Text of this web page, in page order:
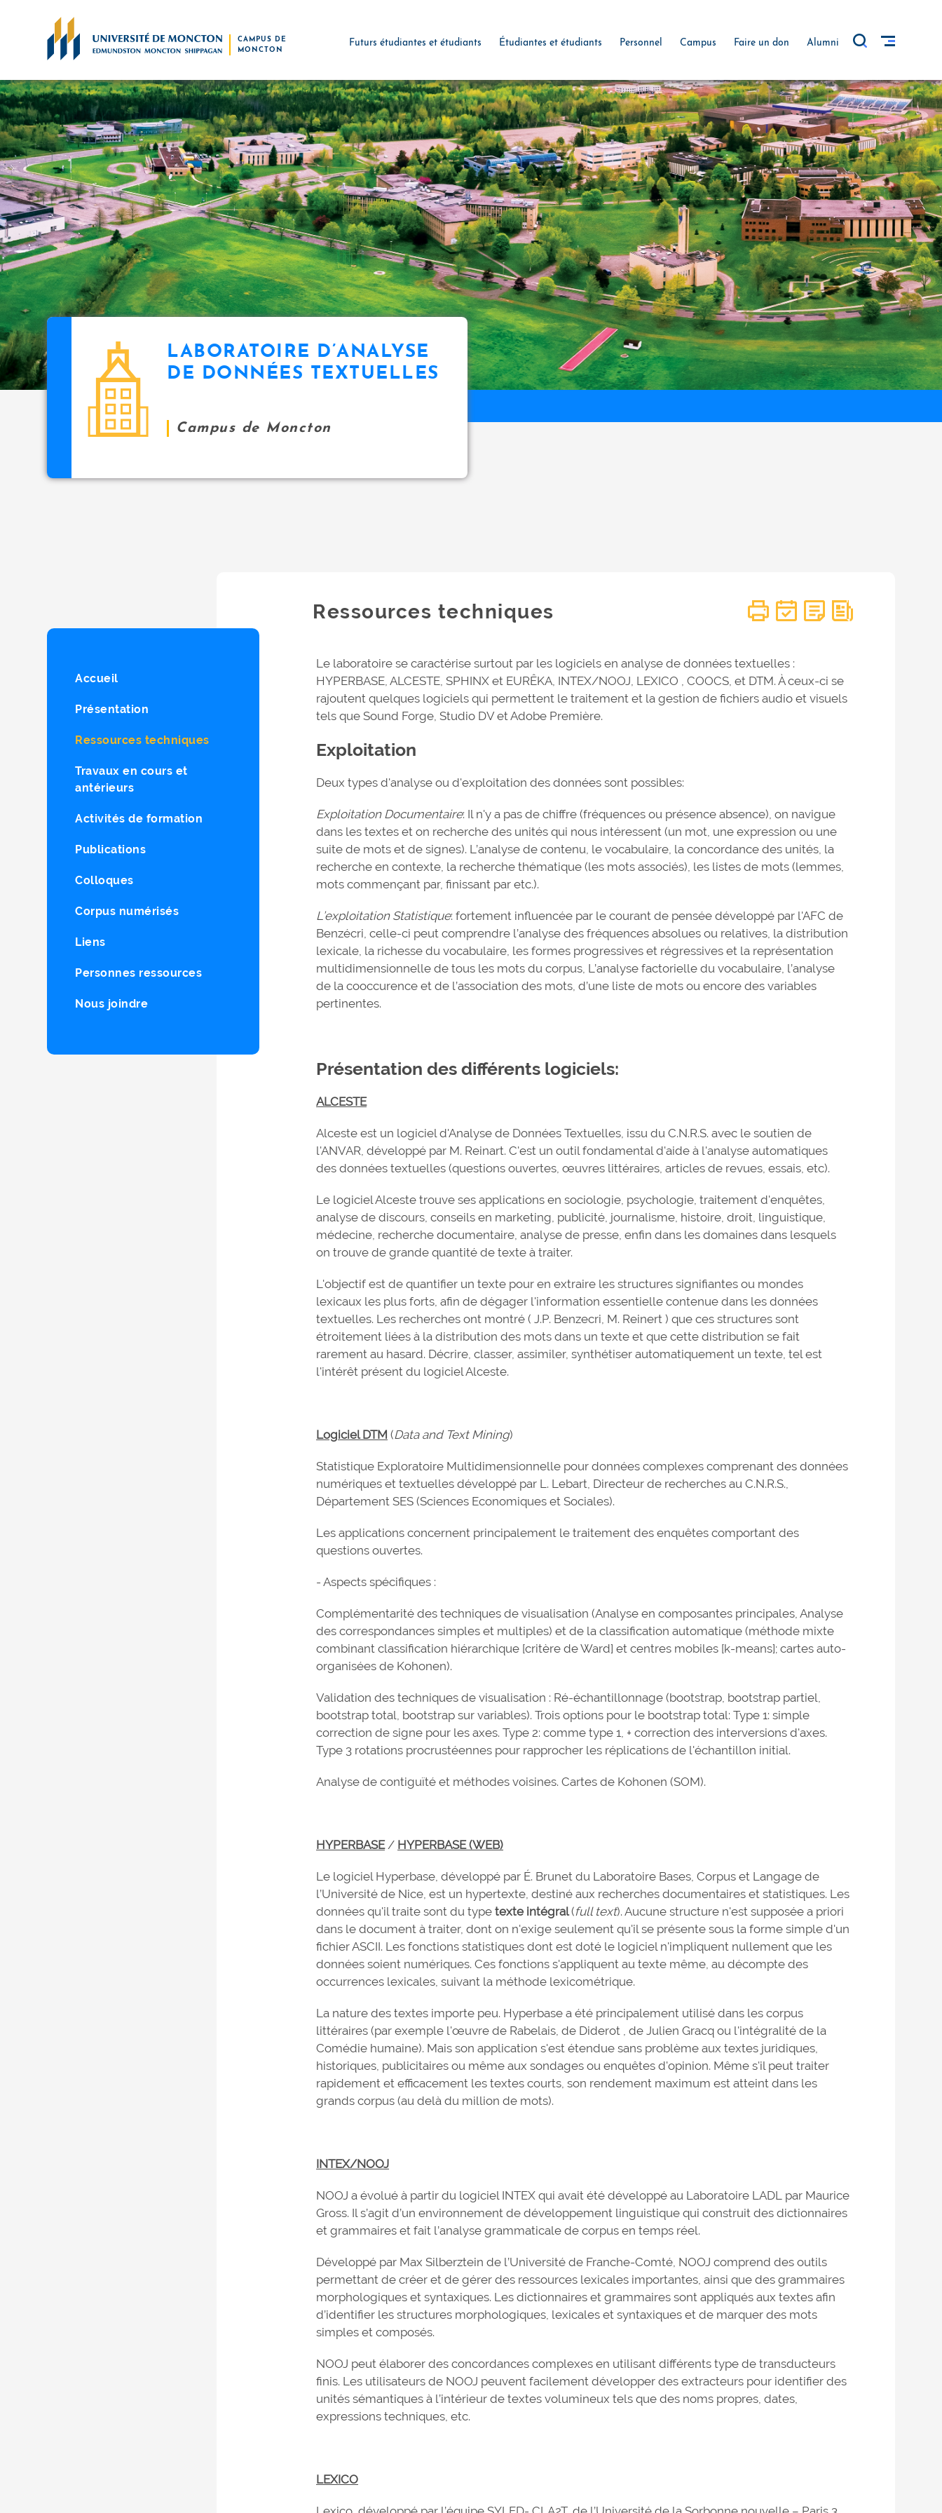
CAMPUS DE
MONCTON
Futurs étudiantes et étudiants Étudiantes et étudiants Personnel Campus Faire un don Alumni
LABORATOIRE D’ANALYSE
DE DONNÉES TEXTUELLES
Campus de Moncton
Accueil
Présentation
Ressources techniques
Travaux en cours et
antérieurs
Activités de formation
Publications
Colloques
Corpus numérisés
Liens
Personnes ressources
Nous joindre
Ressources techniques
Le laboratoire se caractérise surtout par les logiciels en analyse de données textuelles :
HYPERBASE, ALCESTE, SPHINX et EURÊKA, INTEX/NOOJ, LEXICO , COOCS, et DTM. À ceux-ci se
rajoutent quelques logiciels qui permettent le traitement et la gestion de fichiers audio et visuels
tels que Sound Forge, Studio DV et Adobe Première.
Exploitation
Deux types d'analyse ou d'exploitation des données sont possibles:
Exploitation Documentaire: Il n'y a pas de chiffre (fréquences ou présence absence), on navigue
dans les textes et on recherche des unités qui nous intéressent (un mot, une expression ou une
suite de mots et de signes). L’analyse de contenu, le vocabulaire, la concordance des unités, la
recherche en contexte, la recherche thématique (les mots associés), les listes de mots (lemmes,
mots commençant par, finissant par etc.).
L’exploitation Statistique: fortement influencée par le courant de pensée développé par l'AFC de
Benzécri, celle-ci peut comprendre l’analyse des fréquences absolues ou relatives, la distribution
lexicale, la richesse du vocabulaire, les formes progressives et régressives et la représentation
multidimensionnelle de tous les mots du corpus, L’analyse factorielle du vocabulaire, l’analyse
de la cooccurence et de l’association des mots, d’une liste de mots ou encore des variables
pertinentes.
Présentation des différents logiciels:
ALCESTE
Alceste est un logiciel d'Analyse de Données Textuelles, issu du C.N.R.S. avec le soutien de
l'ANVAR, développé par M. Reinart. C'est un outil fondamental d'aide à l'analyse automatiques
des données textuelles (questions ouvertes, œuvres littéraires, articles de revues, essais, etc).
Le logiciel Alceste trouve ses applications en sociologie, psychologie, traitement d'enquêtes,
analyse de discours, conseils en marketing, publicité, journalisme, histoire, droit, linguistique,
médecine, recherche documentaire, analyse de presse, enfin dans les domaines dans lesquels
on trouve de grande quantité de texte à traiter.
L'objectif est de quantifier un texte pour en extraire les structures signifiantes ou mondes
lexicaux les plus forts, afin de dégager l'information essentielle contenue dans les données
textuelles. Les recherches ont montré ( J.P. Benzecri, M. Reinert ) que ces structures sont
étroitement liées à la distribution des mots dans un texte et que cette distribution se fait
rarement au hasard. Décrire, classer, assimiler, synthétiser automatiquement un texte, tel est
l'intérêt présent du logiciel Alceste.
Logiciel DTM (Data and Text Mining)
Statistique Exploratoire Multidimensionnelle pour données complexes comprenant des données
numériques et textuelles développé par L. Lebart, Directeur de recherches au C.N.R.S.,
Département SES (Sciences Economiques et Sociales).
Les applications concernent principalement le traitement des enquêtes comportant des
questions ouvertes.
- Aspects spécifiques :
Complémentarité des techniques de visualisation (Analyse en composantes principales, Analyse
des correspondances simples et multiples) et de la classification automatique (méthode mixte
combinant classification hiérarchique [critère de Ward] et centres mobiles [k-means]; cartes auto-
organisées de Kohonen).
Validation des techniques de visualisation : Ré-échantillonnage (bootstrap, bootstrap partiel,
bootstrap total, bootstrap sur variables). Trois options pour le bootstrap total: Type 1: simple
correction de signe pour les axes. Type 2: comme type 1, + correction des interversions d'axes.
Type 3 rotations procrustéennes pour rapprocher les réplications de l'échantillon initial.
Analyse de contiguïté et méthodes voisines. Cartes de Kohonen (SOM).
HYPERBASE/ HYPERBASE (WEB)
Le logiciel Hyperbase, développé par É. Brunet du Laboratoire Bases, Corpus et Langage de
l’Université de Nice, est un hypertexte, destiné aux recherches documentaires et statistiques. Les
données qu'il traite sont du typetexte intégral(full text). Aucune structure n'est supposée a priori
dans le document à traiter, dont on n'exige seulement qu'il se présente sous la forme simple d'un
fichier ASCII. Les fonctions statistiques dont est doté le logiciel n'impliquent nullement que les
données soient numériques. Ces fonctions s'appliquent au texte même, au décompte des
occurrences lexicales, suivant la méthode lexicométrique.
La nature des textes importe peu. Hyperbase a été principalement utilisé dans les corpus
littéraires (par exemple l'œuvre de Rabelais, de Diderot , de Julien Gracq ou l'intégralité de la
Comédie humaine). Mais son application s'est étendue sans problème aux textes juridiques,
historiques, publicitaires ou même aux sondages ou enquêtes d'opinion. Même s'il peut traiter
rapidement et efficacement les textes courts, son rendement maximum est atteint dans les
grands corpus (au delà du million de mots).
INTEX/NOOJ
NOOJ a évolué à partir du logiciel INTEX qui avait été développé au Laboratoire LADL par Maurice
Gross. Il s’agit d’un environnement de développement linguistique qui construit des dictionnaires
et grammaires et fait l’analyse grammaticale de corpus en temps réel.
Développé par Max Silberztein de l’Université de Franche-Comté, NOOJ comprend des outils
permettant de créer et de gérer des ressources lexicales importantes, ainsi que des grammaires
morphologiques et syntaxiques. Les dictionnaires et grammaires sont appliqués aux textes afin
d’identifier les structures morphologiques, lexicales et syntaxiques et de marquer des mots
simples et composés.
NOOJ peut élaborer des concordances complexes en utilisant différents type de transducteurs
finis. Les utilisateurs de NOOJ peuvent facilement développer des extracteurs pour identifier des
unités sémantiques à l’intérieur de textes volumineux tels que des noms propres, dates,
expressions techniques, etc.
LEXICO